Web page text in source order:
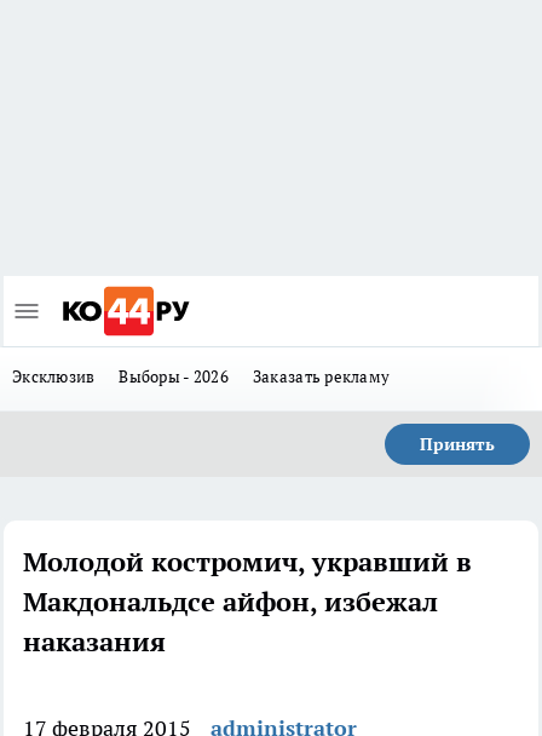
Эксклюзив Выборы - 2026 Заказать рекламу
Принять
Молодой костромич, укравший в
Макдональдсе айфон, избежал
наказания
17 февраля 2015
administrator